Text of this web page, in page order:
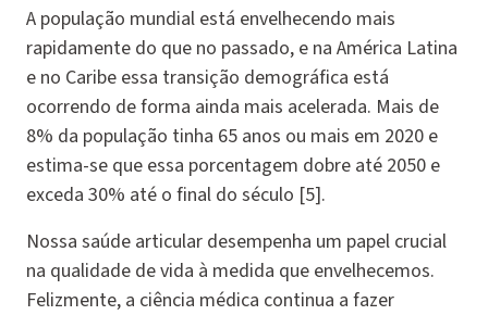
A população mundial está envelhecendo mais
rapidamente do que no passado, e na América Latina
e no Caribe essa transição demográfica está
ocorrendo de forma ainda mais acelerada. Mais de
8% da população tinha 65 anos ou mais em 2020 e
estima-se que essa porcentagem dobre até 2050 e
exceda 30% até o final do século [5].
Nossa saúde articular desempenha um papel crucial
na qualidade de vida à medida que envelhecemos.
Felizmente, a ciência médica continua a fazer